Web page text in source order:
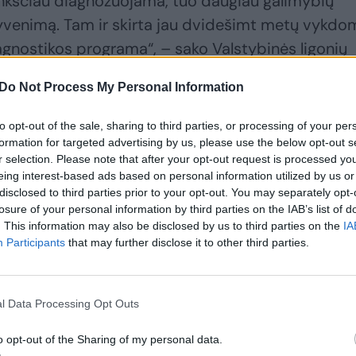
Do Not Process My Personal Information
opt-out of the sale, sharing to third parties, or processing of your
for targeted advertising by us, please use the below opt-out
selection. Please note that after your opt-out request is processed
interest-based ads based on personal information utilized by us
to third parties prior to your opt-out. You may separately
of your personal information by third parties on the IAB’s list of
This information may also be disclosed by us to third parties on the
Participants that may further disclose it to other third parties.
Data Processing Opt Outs
opt-out of the Sharing of my personal data.
Tam ir skirta jau dvidešimt metų
programa“, – sako Valstybinės ligonių
skyriaus vyriausioji specialistė Jurgita
Justina dalijasi savo istorija: pasikeitė net